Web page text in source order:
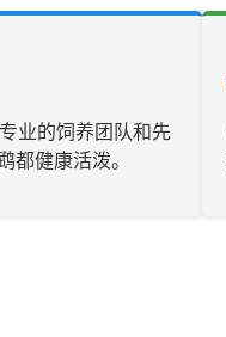
业的饲养团队和先
都健康活泼。